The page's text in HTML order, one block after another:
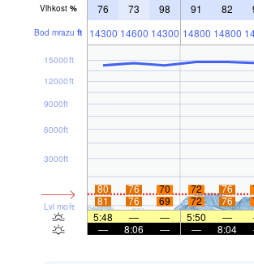
Vlhkost % 76 73 98 91 82
Bod mrazu ft 14300 14600 14300 14800 14800
Lvl moře
3000ft
6000ft
9000ft
12000ft
15000ft
80 76 70 72 76
81
76 69 72 76
5:48
— — 5:50 —
—
8:06 — — 8:04